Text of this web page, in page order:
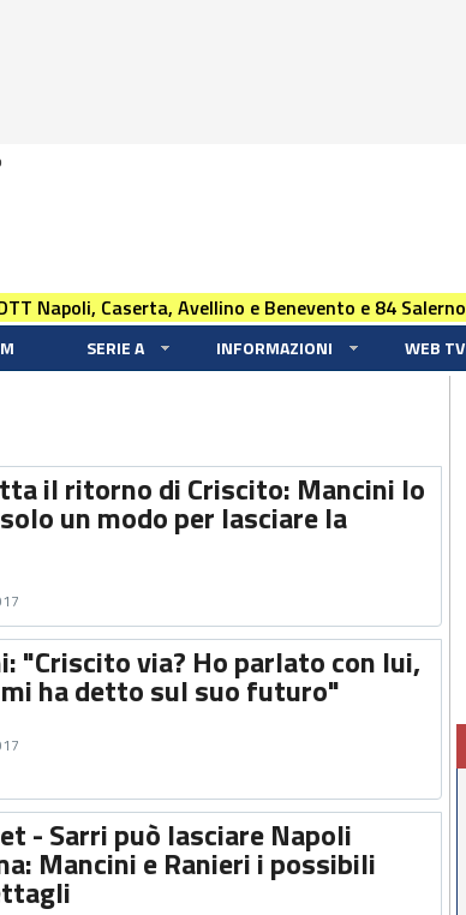
Napoli, Caserta, Avellino e Benevento e 84 Salerno
SERIE A INFORMAZIONI WEB TV
il ritorno di Criscito: Mancini lo
un modo per lasciare la
"Criscito via? Ho parlato con lui,
ha detto sul suo futuro"
- Sarri può lasciare Napoli
Mancini e Ranieri i possibili